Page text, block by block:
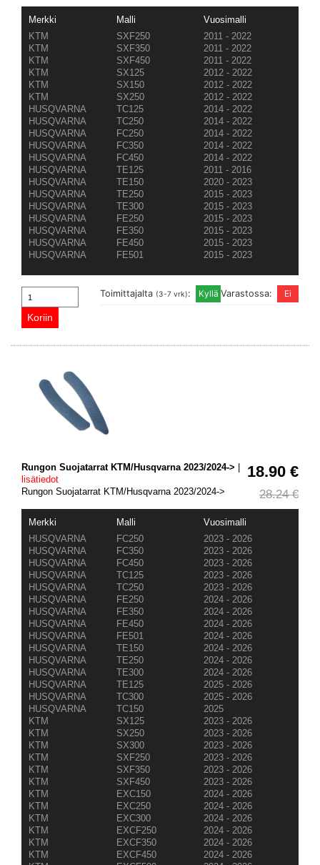
Merkki Malli
Vuosimalli
KTM
SXF250
2011 - 2022
KTM
SXF350
2011 - 2022
KTM
SXF450
2011 - 2022
KTM
SX125
2012 - 2022
KTM
SX150
2012 - 2022
KTM
SX250
2012 - 2022
HUSQVARNA
TC125
2014 - 2022
HUSQVARNA
TC250
2014 - 2022
HUSQVARNA
FC250
2014 - 2022
HUSQVARNA
FC350
2014 - 2022
HUSQVARNA
FC450
2014 - 2022
HUSQVARNA
TE125
2011 - 2016
HUSQVARNA
TE150
2020 - 2023
HUSQVARNA
TE250
2015 - 2023
HUSQVARNA
TE300
2015 - 2023
HUSQVARNA
FE250
2015 - 2023
HUSQVARNA
FE350
2015 - 2023
HUSQVARNA
FE450
2015 - 2023
HUSQVARNA
FE501 2015 - 2023
Varastossa:
Toimittajalta (3-7 vrk):
18.90 €
28.24 €
Rungon Suojatarrat KTM/Husqvarna 2023/2024->
lisätiedot
Rungon Suojatarrat KTM/Husqvarna 2023/2024->
Merkki Malli
Vuosimalli
HUSQVARNA
FC250
2023 - 2026
HUSQVARNA
FC350
2023 - 2026
HUSQVARNA
FC450
2023 - 2026
HUSQVARNA
TC125
2023 - 2026
HUSQVARNA
TC250
2023 - 2026
HUSQVARNA
FE250
2024 - 2026
HUSQVARNA
FE350
2024 - 2026
HUSQVARNA
FE450
2024 - 2026
HUSQVARNA
FE501
2024 - 2026
HUSQVARNA
TE150
2024 - 2026
HUSQVARNA
TE250
2024 - 2026
HUSQVARNA
TE300
2024 - 2026
HUSQVARNA
TE125
2025 - 2026
HUSQVARNA
TC300
2025 - 2026
HUSQVARNA
TC150
2025
KTM
SX125
2023 - 2026
KTM
SX250
2023 - 2026
KTM
SX300
2023 - 2026
KTM
SXF250
2023 - 2026
KTM
SXF350
2023 - 2026
KTM
SXF450
2023 - 2026
KTM
EXC150
2024 - 2026
KTM
EXC250
2024 - 2026
KTM
EXC300
2024 - 2026
KTM
EXCF250
2024 - 2026
KTM
EXCF350
2024 - 2026
KTM
EXCF450
2024 - 2026